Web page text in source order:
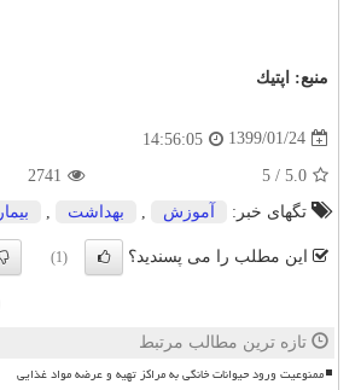
منبع: اپتیك
1399/01/24
14:56:05
5.0
/
5
2741
تگهای خبر:
آموزش بهداشت بیمار
این مطلب را می پسندید؟ (1)
تازه ترین مطالب مرتبط
ممنوعیت ورود حیوانات خانگی به مراکز تهیه و عرضه مواد غذایی